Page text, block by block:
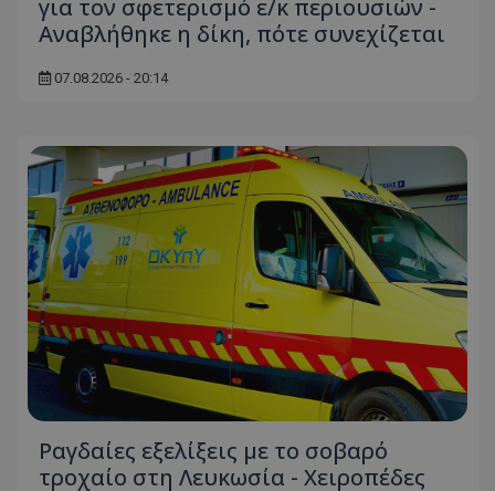
για τον σφετερισμό ε/κ περιουσιών -
Αναβλήθηκε η δίκη, πότε συνεχίζεται
07.08.2026 - 20:14
Ραγδαίες εξελίξεις με το σοβαρό
τροχαίο στη Λευκωσία - Χειροπέδες